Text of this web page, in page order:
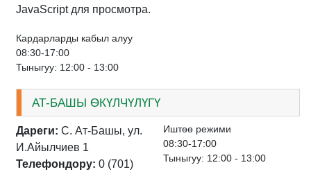
JavaScript для просмотра.
Кардарларды кабыл алуу
08:30-17:00
Тыныгуу: 12:00 - 13:00
АТ-БАШЫ ѲКҮЛЧҮЛҮГҮ
Дареги: С. Ат-Башы, ул.
И.Айылчиев 1
Телефондору: 0 (701)
Иштѳѳ режими
08:30-17:00
Тыныгуу: 12:00 - 13:00